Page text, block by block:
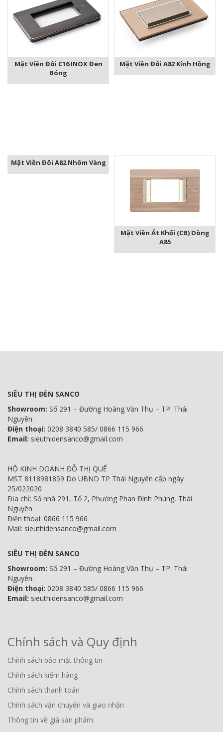
Mặt Viền Đôi C16 INOX Đen
Bóng
Mặt Viền Đôi A82 Kính Hồng
Mặt Viền Đôi A82 Nhôm Vàng
Mặt Viền Át Khối (CB) Dòng
A85
SIÊU THỊ ĐÈN SANCO
Showroom: Số 291 – Đường Hoàng Văn Thụ – TP. Thái
Nguyên.
Điện thoại: 0208 3840 585/ 0866 115 966
Email: sieuthidensanco@gmail.com
HỘ KINH DOANH ĐỖ THỊ QUẾ
MST 8118981859 Do UBND TP Thái Nguyên cấp ngày
25/022020
Địa chỉ: Số nhà 291, Tổ 2, Phường Phan Đình Phùng, Thái
Nguyên
Điện thoại: 0866 115 966
Mail: sieuthidensanco@gmail.com
SIÊU THỊ ĐÈN SANCO
Showroom: Số 291 – Đường Hoàng Văn Thụ – TP. Thái
Nguyên.
Điện thoại: 0208 3840 585/ 0866 115 966
Email: sieuthidensanco@gmail.com
Chính sách và Quy định
Chính sách bảo mật thông tin
Chính sách kiểm hàng
Chính sách thanh toán
Chính sách vận chuyển và giao nhận
Thông tin về giá sản phẩm